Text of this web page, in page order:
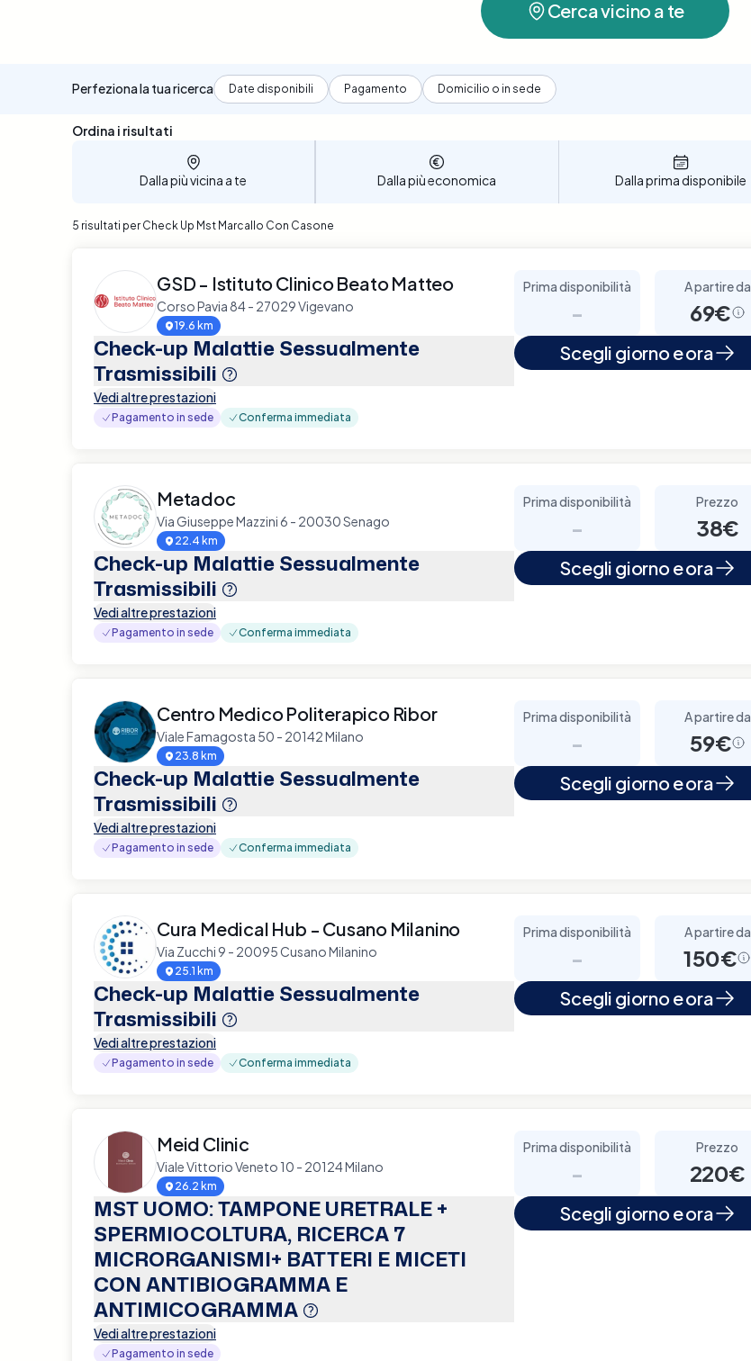
Cerca vicino a te
Perfeziona la tua ricerca Date disponibili Pagamento Domicilio o in sede
Sono stati trovati 5 risultati
Ordina i risultati
Dalla più vicina a te Dalla più economica Dalla prima disponibile
5 risultati per Check Up Mst Marcallo Con Casone
GSD - Istituto Clinico Beato Matteo
Corso Pavia 84 - 27029 Vigevano
19.6 km
Check-up Malattie Sessualmente
Trasmissibili
Vedi altre prestazioni
Pagamento in sede Conferma immediata
Prima disponibilità
-
A partire da
69€
Scegli giorno e ora
Metadoc
Via Giuseppe Mazzini 6 - 20030 Senago
22.4 km
Check-up Malattie Sessualmente
Trasmissibili
Vedi altre prestazioni
Pagamento in sede Conferma immediata
Prima disponibilità
-
Prezzo
38€
Scegli giorno e ora
Centro Medico Politerapico Ribor
Viale Famagosta 50 - 20142 Milano
23.8 km
Check-up Malattie Sessualmente
Trasmissibili
Vedi altre prestazioni
Pagamento in sede Conferma immediata
Prima disponibilità
-
A partire da
59€
Scegli giorno e ora
Cura Medical Hub - Cusano Milanino
Via Zucchi 9 - 20095 Cusano Milanino
25.1 km
Check-up Malattie Sessualmente
Trasmissibili
Vedi altre prestazioni
Pagamento in sede Conferma immediata
Prima disponibilità
-
A partire da
150€
Scegli giorno e ora
Meid Clinic
Viale Vittorio Veneto 10 - 20124 Milano
26.2 km
MST UOMO: TAMPONE URETRALE +
SPERMIOCOLTURA, RICERCA 7
MICRORGANISMI+ BATTERI E MICETI
CON ANTIBIOGRAMMA E
ANTIMICOGRAMMA
Vedi altre prestazioni
Pagamento in sede
Prima disponibilità
-
Prezzo
220€
Scegli giorno e ora